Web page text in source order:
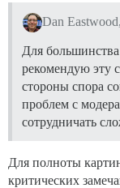
Dan
Для
рекомендую эту
стороны спора
проблем с
сотрудничать
Для полноты
критических